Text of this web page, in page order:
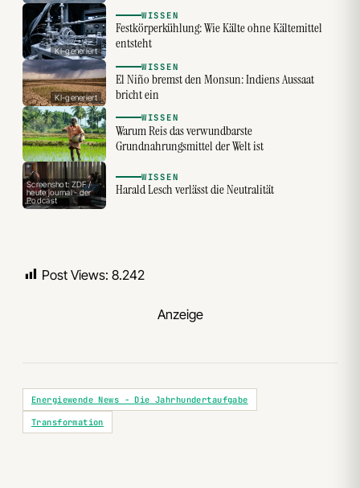
KI-generiert
WISSEN
Festkörperkühlung: Wie Kälte ohne Kältemittel
entsteht
KI-generiert
WISSEN
El Niño bremst den Monsun: Indiens Aussaat
bricht ein
WISSEN
Warum Reis das verwundbarste
Grundnahrungsmittel der Welt ist
Screenshot: ZDF /
heute journal - der
Podcast
WISSEN
Harald Lesch verlässt die Neutralität
Post Views: 8.242
Anzeige
Energiewende News - Die Jahrhundertaufgabe
Transformation